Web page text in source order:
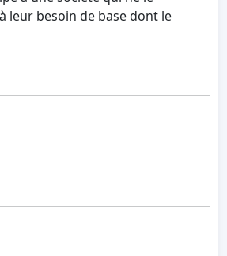
leur besoin de base dont le